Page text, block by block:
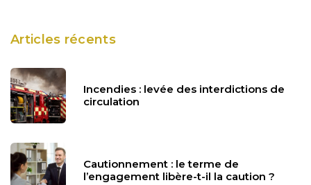
Articles récents
Incendies : levée des interdictions de
circulation
Cautionnement : le terme de
l’engagement libère-t-il la caution ?